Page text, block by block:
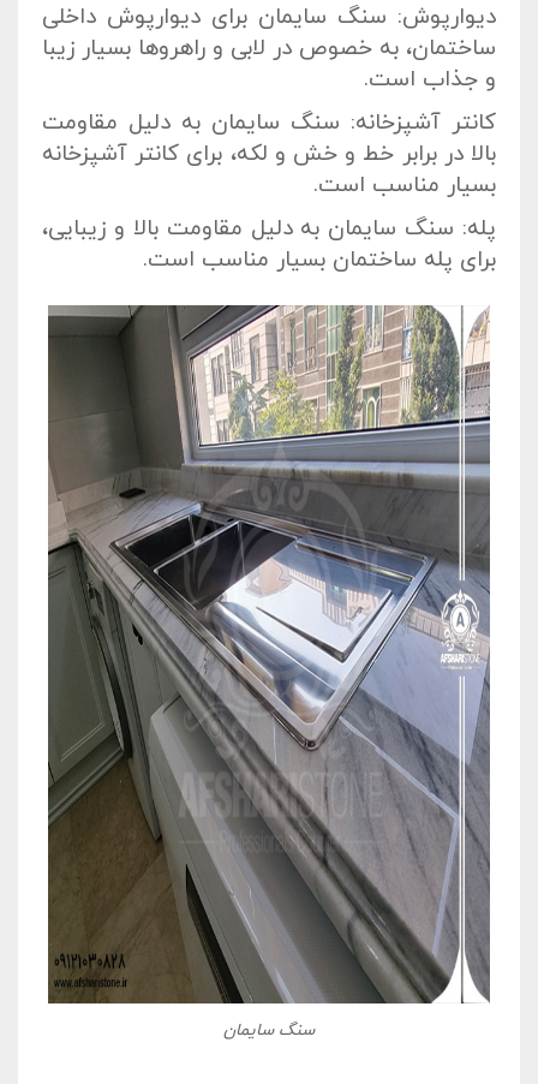
دیوارپوش: سنگ سایمان برای دیوارپوش داخلی
ساختمان، به خصوص در لابی و راهروها بسیار زیبا
و جذاب است.
کانتر آشپزخانه: سنگ سایمان به دلیل مقاومت
بالا در برابر خط و خش و لکه، برای کانتر آشپزخانه
بسیار مناسب است.
پله: سنگ سایمان به دلیل مقاومت بالا و زیبایی،
برای پله ساختمان بسیار مناسب است.
سنگ سایمان